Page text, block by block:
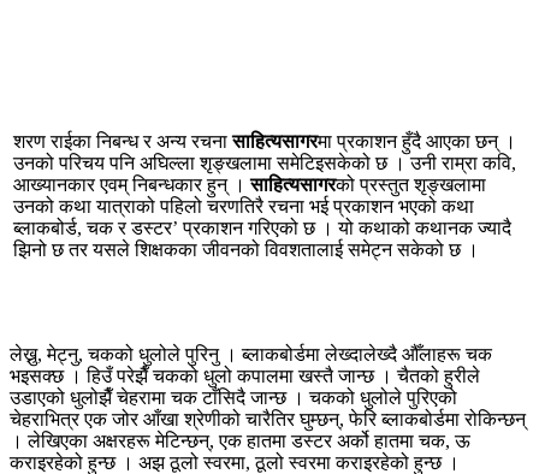
शरण राईका निबन्ध र अन्य रचनासाहित्यसागरमा प्रकाशन हुँदै आएका छन् ।
उनको परिचय पनि अघिल्ला शृङ्खलामा समेटिइसकेको छ । उनी राम्रा कवि,
आख्यानकार एवम् निबन्धकार हुन् ।साहित्यसागरको प्रस्तुत शृङ्खलामा
उनको कथा यात्राको पहिलो चरणतिरै रचना भई प्रकाशन भएको कथा
ब्लाकबोर्ड, चक र डस्टर’ प्रकाशन गरिएको छ । यो कथाको कथानक ज्यादै
झिनो छ तर यसले शिक्षकका जीवनको विवशतालाई समेट्न सकेको छ ।
लेख्नु, मेट्नु, चकको धुलोले पुरिनु । ब्लाकबोर्डमा लेख्दालेख्दै औँलाहरू चक
भइसक्छ । हिउँ परेझैँ चकको धुलो कपालमा खस्तै जान्छ । चैतको हुरीले
उडाएको धुलोझैँ चेहरामा चक टाँसिदै जान्छ । चकको धुलोले पुरिएको
चेहराभित्र एक जोर आँखा श्रेणीको चारैतिर घुम्छन्, फेरि ब्लाकबोर्डमा रोकिन्छन्
। लेखिएका अक्षरहरू मेटिन्छन्, एक हातमा डस्टर अर्को हातमा चक, ऊ
कराइरहेको हुन्छ । अझ ठूलो स्वरमा, ठूलो स्वरमा कराइरहेको हुन्छ ।